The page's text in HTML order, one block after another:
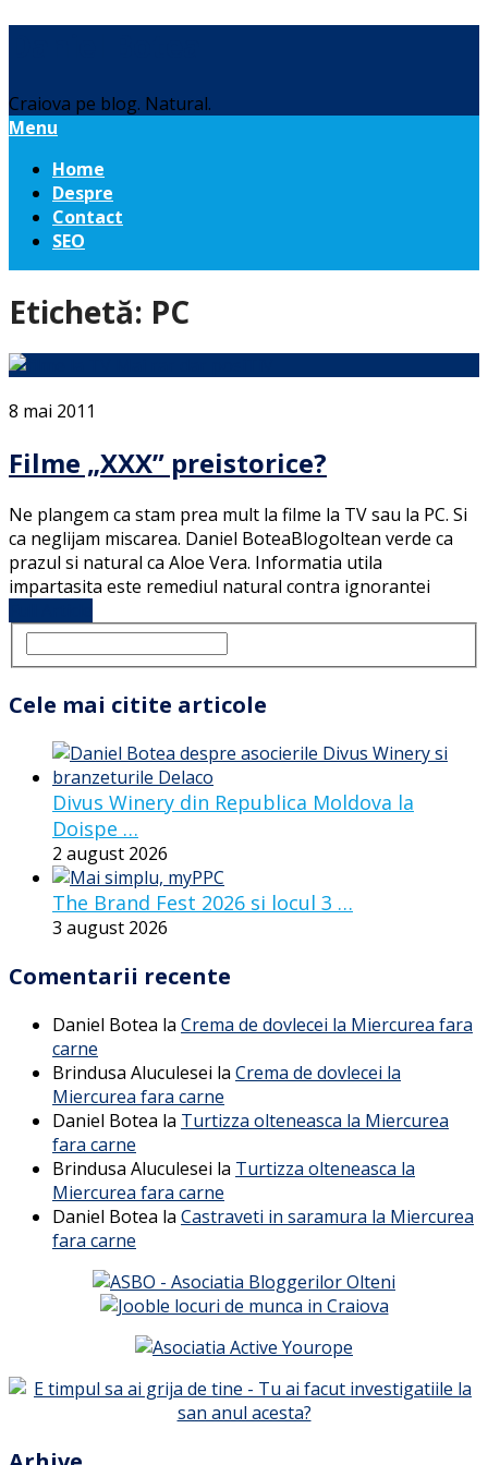
Craiova pe blog. Natural.
Menu
Home
Despre
Contact
SEO
Etichetă: PC
8 mai 2011
Filme „XXX” preistorice?
Ne plangem ca stam prea mult la filme la TV sau la PC. Si
ca neglijam miscarea. Daniel BoteaBlogoltean verde ca
prazul si natural ca Aloe Vera. Informatia utila
impartasita este remediul natural contra ignorantei
Cele mai citite articole
Divus Winery din Republica Moldova la
Doispe …
2 august 2026
The Brand Fest 2026 si locul 3 …
3 august 2026
Comentarii recente
Daniel Botea la Crema de dovlecei la Miercurea fara
carne
Brindusa Aluculesei la Crema de dovlecei la
Miercurea fara carne
Daniel Botea la Turtizza olteneasca la Miercurea
fara carne
Brindusa Aluculesei la Turtizza olteneasca la
Miercurea fara carne
Daniel Botea la Castraveti in saramura la Miercurea
fara carne